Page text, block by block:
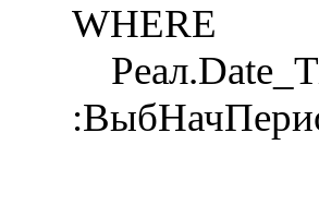
WHERE